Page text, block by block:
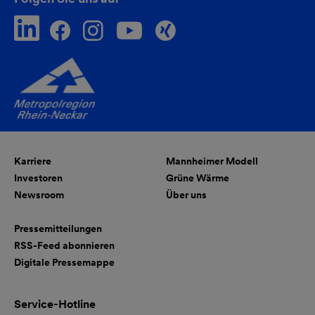
Karriere
Investoren
Newsroom
Mannheimer Modell
Grüne Wärme
Über uns
Pressemitteilungen
RSS-Feed abonnieren
Digitale Pressemappe
Service-Hotline